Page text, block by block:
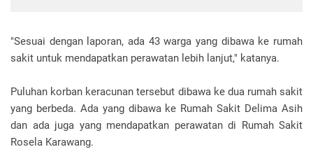
"Sesuai dengan laporan, ada 43 warga yang dibawa ke rumah
sakit untuk mendapatkan perawatan lebih lanjut," katanya.
Puluhan korban keracunan tersebut dibawa ke dua rumah sakit
yang berbeda. Ada yang dibawa ke Rumah Sakit Delima Asih
dan ada juga yang mendapatkan perawatan di Rumah Sakit
Rosela Karawang.